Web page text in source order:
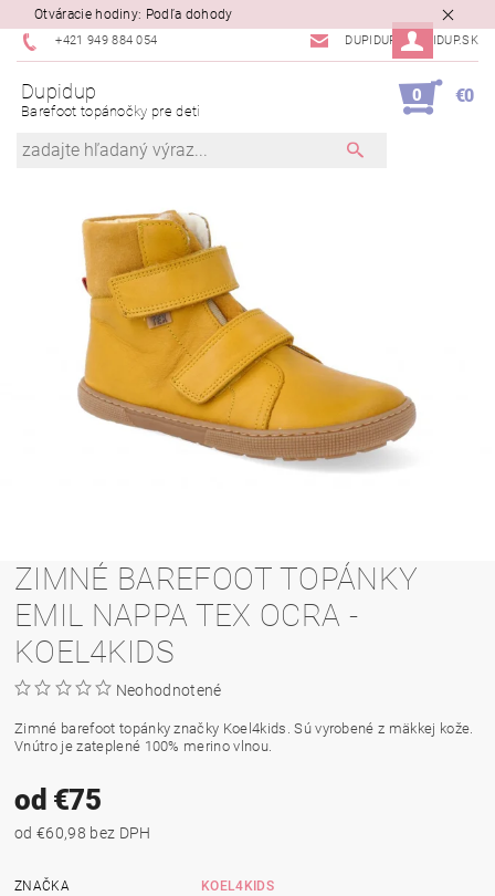
Otváracie hodiny: Podľa dohody
+421 949 884 054 DUPIDUP@DUPIDUP.SK
Dupidup
Barefoot topánočky pre deti
0 €0
ZIMNÉ BAREFOOT TOPÁNKY
EMIL NAPPA TEX OCRA -
KOEL4KIDS
Neohodnotené
Zimné barefoot topánky značky Koel4kids. Sú vyrobené z mäkkej kože.
Vnútro je zateplené 100% merino vlnou.
od €75
od €60,98 bez DPH
ZNAČKA
KOEL4KIDS